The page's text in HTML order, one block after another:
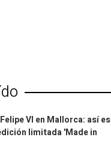
VI en Mallorca: así es
limitada 'Made in